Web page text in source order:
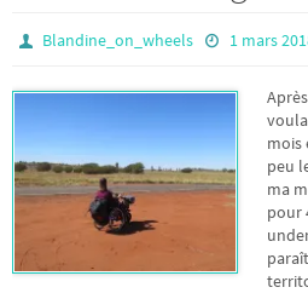
Blandine_on_wheels 1 mars
mois
peu
ma
pour